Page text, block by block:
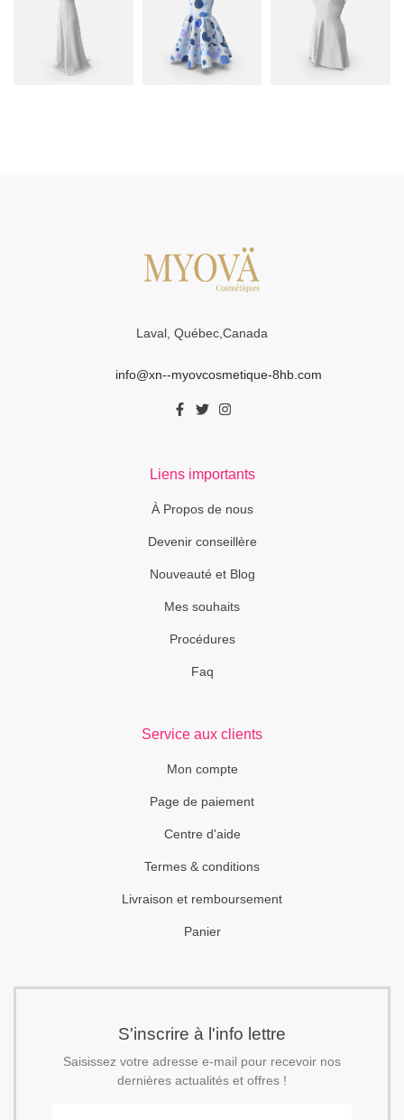
Laval, Québec,Canada
info@xn--myovcosmetique-8hb.com
Liens importants
À Propos de nous
Devenir conseillère
Nouveauté et Blog
Mes souhaits
Procédures
Faq
Service aux clients
Mon compte
Page de paiement
Centre d'aide
Termes & conditions
Livraison et remboursement
Panier
S'inscrire à l'info lettre
Saisissez votre adresse e-mail pour recevoir nos
dernières actualités et offres !